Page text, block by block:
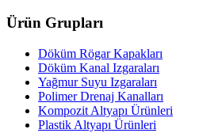
Ürün Grupları
Döküm Rögar Kapakları
Döküm Kanal Izgaraları
Yağmur Suyu Izgaraları
Polimer Drenaj Kanalları
Kompozit Altyapı Ürünleri
Plastik Altyapı Ürünleri